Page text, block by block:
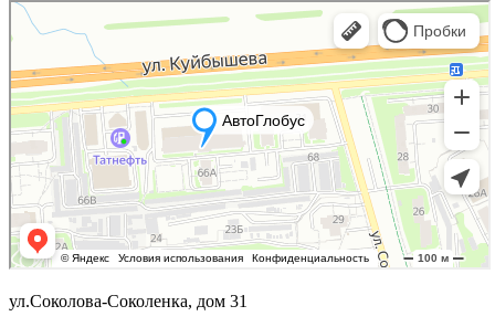
ул.Соколова-Соколенка, дом 31